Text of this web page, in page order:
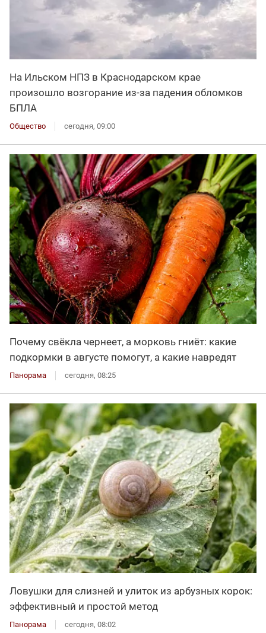
На Ильском НПЗ в Краснодарском крае
произошло возгорание из-за падения обломков
БПЛА
Общество сегодня, 09:00
Почему свёкла чернеет, а морковь гниёт: какие
подкормки в августе помогут, а какие навредят
Панорама сегодня, 08:25
Ловушки для слизней и улиток из арбузных корок:
эффективный и простой метод
Панорама сегодня, 08:02